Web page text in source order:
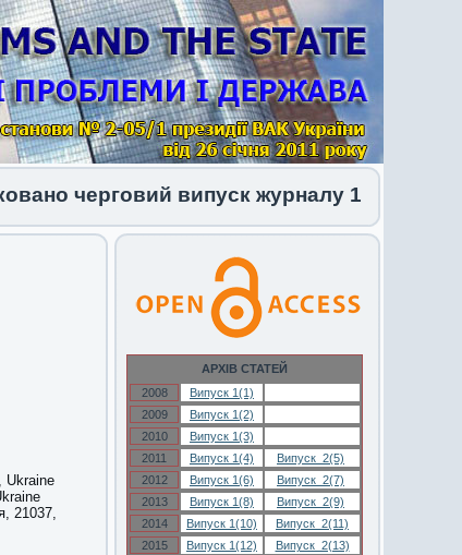
черговий випуск журналу 1 (34) 2026
Ukraine
21037,
АРХІВ СТАТЕЙ
2008
Випуск 1(1)
2009
Випуск 1(2)
2010
Випуск 1(3)
2011
Випуск 1(4)
Випуск 2(5)
2012
Випуск 1(6)
Випуск 2(7)
2013
Випуск 1(8)
Випуск 2(9)
2014
Випуск 1(10)
Випуск 2(11)
2015
Випуск 1(12)
Випуск 2(13)